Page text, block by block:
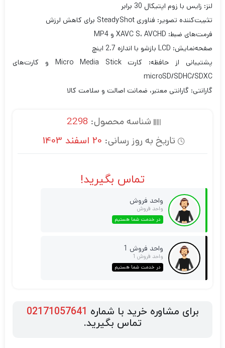
لنز: زایس با زوم اپتیکال 30 برابر
تثبیت‌کننده تصویر: فناوری SteadyShot برای کاهش لرزش
فرمت‌های ضبط: XAVC S، AVCHD و MP4
صفحه‌نمایش: LCD بازشو با اندازه 2.7 اینچ
پشتیبانی از حافظه: کارت Micro Media Stick و کارت‌های
microSD/SDHC/SDXC
گارانتی: گارانتی معتبر، ضمانت اصالت و سلامت کالا
شناسه محصول: 2298
تاریخ به روز رسانی: 20 اسفند 1403
تماس بگیرید!
واحد فروش
واحد فروش
در خدمت شما هستیم
واحد فروش 1
واحد فروش 1
در خدمت شما هستیم
برای مشاوره خرید با شماره 02171057641
تماس بگیرید.